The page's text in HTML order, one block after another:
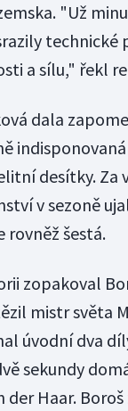
"Už
a sílu," řekl
dala
desítky. Za
v sezoně
rovněž šestá.
zopakoval
mistr světa
úvodní dva
sekundy
der Haar.